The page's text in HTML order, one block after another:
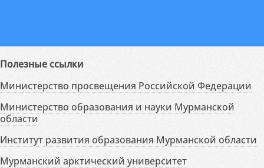
Полезные ссылки
Министерство просвещения Российской Федерации
Министерство образования и науки Мурманской
области
Институт развития образования Мурманской области
Мурманский арктический университет